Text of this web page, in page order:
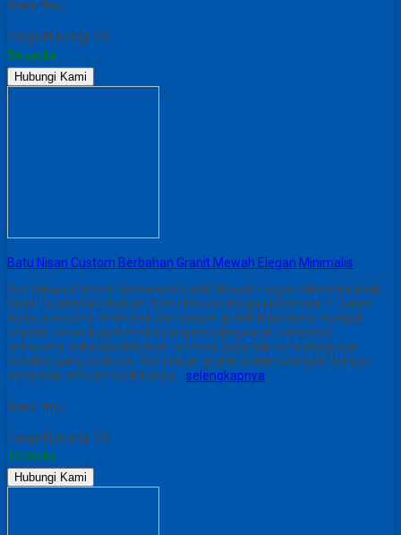
Share This :
Harga Hubungi CS
Tersedia
Hubungi Kami
Batu Nisan Custom Berbahan Granit Mewah Elegan Minimalis
Batu Nisan Custom Berbahan Granit Mewah Elegan Minimalis Batu
Nisan Custom Berbahan Granit Mewah Elegan Minimalis – Dalam
dunia arsitektur memorial, batu nisan granit telah lama menjadi
standar emas bagi mereka yang menginginkan kombinasi
sempurna antara ketahanan material yang tak tertandingi dan
estetika yang berkelas. Batu nisan granit custom dengan konsep
minimalis mewah tidak hanya… selengkapnya
Share This :
Harga Hubungi CS
Tersedia
Hubungi Kami